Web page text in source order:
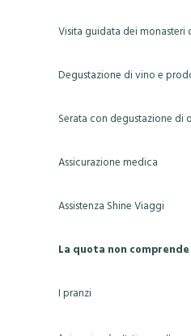
Visita guidata dei monasteri
Degustazione di vino e
Serata con degustazione
Assicurazione medica
Assistenza Shine Viaggi
La quota non comprende
I pranzi